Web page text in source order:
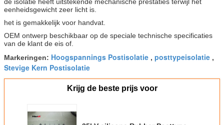
eenheidsgewicht zeer licht is.
het is gemakkelijk voor handvat.
OEM ontwerp beschikbaar op de speciale technische specificaties
van de klant de eis of.
Markeringen: Hoogspannings Postisolatie , posttypeisolatie ,
Stevige Kern Postisolatie
Krijg de beste prijs voor